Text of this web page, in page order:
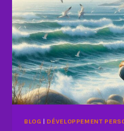
BLOG | DÉVELOPPEMENT